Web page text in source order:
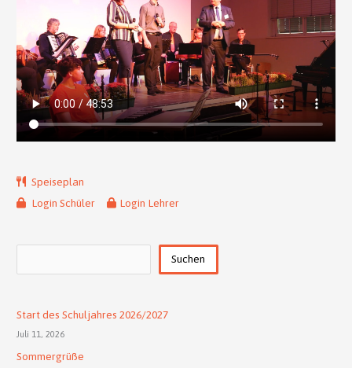
Speiseplan
Login Schüler
Login Lehrer
Suchen
Start des Schuljahres 2026/2027
Juli 11, 2026
Sommergrüße